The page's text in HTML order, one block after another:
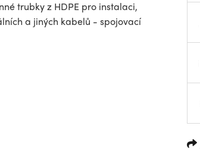
trubky z HDPE pro instalaci,
a jiných kabelů - spojovací